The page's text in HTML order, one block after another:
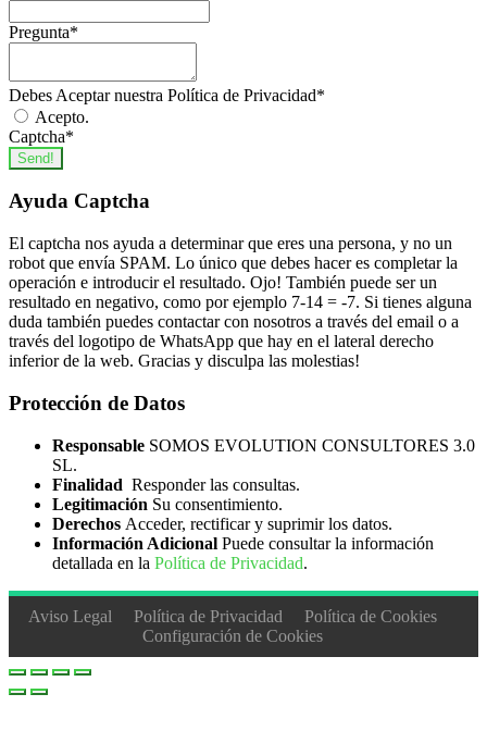
Pregunta*
Debes Aceptar nuestra Política de Privacidad*
Acepto.
Captcha*
Send!
Ayuda Captcha
El captcha nos ayuda a determinar que eres una persona, y no un
robot que envía SPAM. Lo único que debes hacer es completar la
operación e introducir el resultado. Ojo! También puede ser un
resultado en negativo, como por ejemplo 7-14 = -7. Si tienes alguna
duda también puedes contactar con nosotros a través del email o a
través del logotipo de WhatsApp que hay en el lateral derecho
inferior de la web. Gracias y disculpa las molestias!
Protección de Datos
Responsable SOMOS EVOLUTION CONSULTORES 3.0
SL.
Finalidad Responder las consultas.
Legitimación Su consentimiento.
Derechos Acceder, rectificar y suprimir los datos.
Información Adicional Puede consultar la información
detallada en la Política de Privacidad.
Aviso Legal Política de Privacidad
Política de Cookies
Configuración de Cookies